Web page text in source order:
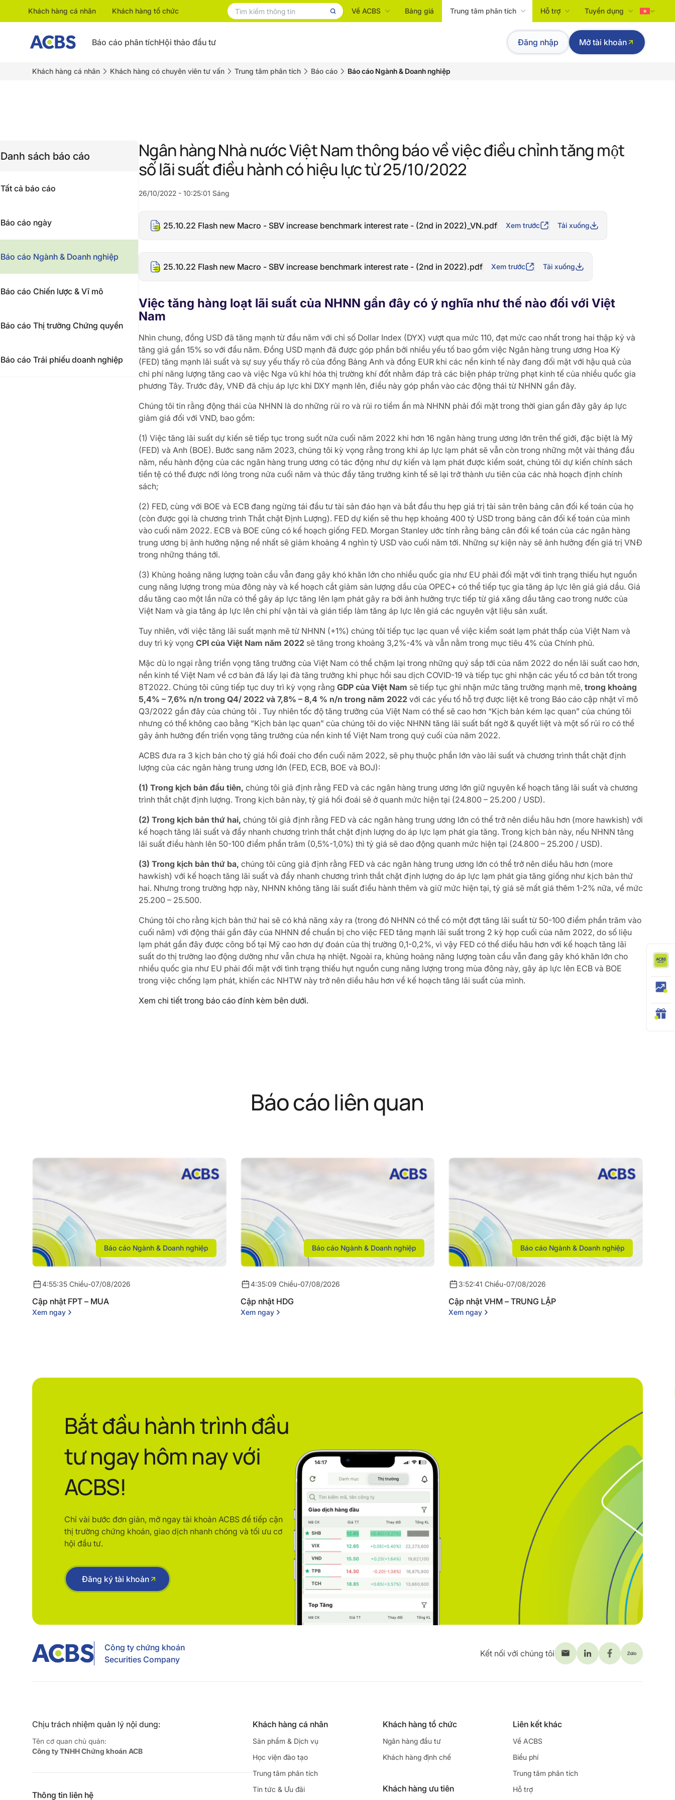
Khách hàng cá nhân Khách hàng tổ chức Về ACBS Bảng giá Trung tâm phân tích Hỗ trợ Tuyển dụng
Tiếng Việt
English
Báo cáo phân tíchHội thảo đầu tư Đăng nhập Mở tài khoản
Khách hàng cá nhân Khách hàng có chuyên viên tư vấn Trung tâm phân tích Báo cáo Báo cáo Ngành & Doanh nghiệp
Danh sách báo cáo
Tất cả báo cáo
Báo cáo ngày
Báo cáo Ngành & Doanh nghiệp
Báo cáo Chiến lược & Vĩ mô
Báo cáo Thị trường Chứng quyền
Báo cáo Trái phiếu doanh nghiệp
Ngân hàng Nhà nước Việt Nam thông báo về việc điều chỉnh tăng một
số lãi suất điều hành có hiệu lực từ 25/10/2022
26/10/2022 - 10:25:01 Sáng
25.10.22 Flash new Macro - SBV increase benchmark interest rate - (2nd in 2022)_VN.pdf Xem trước Tải xuống
25.10.22 Flash new Macro - SBV increase benchmark interest rate - (2nd in 2022).pdf Xem trước Tải xuống
Việc tăng hàng loạt lãi suất của NHNN gần đây có ý nghĩa như thế nào đối với Việt
Nam
Nhìn chung, đồng USD đã tăng mạnh từ đầu năm với chỉ số Dollar Index (DYX) vượt qua mức 110, đạt mức cao nhất trong hai thập kỷ và
tăng giá gần 15% so với đầu năm. Đồng USD mạnh đã được góp phần bởi nhiều yếu tố bao gồm việc Ngân hàng trung ương Hoa Kỳ
(FED) tăng mạnh lãi suất và sự suy yếu thấy rõ của đồng Bảng Anh và đồng EUR khi các nền kinh tế này đang đối mặt với hậu quả của
chi phí năng lượng tăng cao và việc Nga vũ khí hóa thị trường khí đốt nhằm đáp trả các biện pháp trừng phạt kinh tế của nhiều quốc gia
phương Tây. Trước đây, VNĐ đã chịu áp lực khi DXY mạnh lên, điều này góp phần vào các động thái từ NHNN gần đây.
Chúng tôi tin rằng động thái của NHNN là do những rủi ro và rủi ro tiềm ẩn mà NHNN phải đối mặt trong thời gian gần đây gây áp lực
giảm giá đối với VND, bao gồm:
(1) Việc tăng lãi suất dự kiến sẽ tiếp tục trong suốt nửa cuối năm 2022 khi hơn 16 ngân hàng trung ương lớn trên thế giới, đặc biệt là Mỹ
(FED) và Anh (BOE). Bước sang năm 2023, chúng tôi kỳ vọng rằng trong khi áp lực lạm phát sẽ vẫn còn trong những một vài tháng đầu
năm, nếu hành động của các ngân hàng trung ương có tác động như dự kiến và lạm phát được kiểm soát, chúng tôi dự kiến chính sách
tiền tệ có thể được nới lỏng trong nửa cuối năm và thúc đẩy tăng trưởng kinh tế sẽ lại trở thành ưu tiên của các nhà hoạch định chính
sách;
(2) FED, cùng với BOE và ECB đang ngừng tái đầu tư tài sản đáo hạn và bắt đầu thu hẹp giá trị tài sản trên bảng cân đối kế toán của họ
(còn được gọi là chương trình Thắt chặt Định Lượng). FED dự kiến sẽ thu hẹp khoảng 400 tỷ USD trong bảng cân đối kế toán của mình
vào cuối năm 2022. ECB và BOE cũng có kế hoạch giống FED. Morgan Stanley ước tính rằng bảng cân đối kế toán của các ngân hàng
trung ương bị ảnh hưởng nặng nề nhất sẽ giảm khoảng 4 nghìn tỷ USD vào cuối năm tới. Những sự kiện này sẽ ảnh hưởng đến giá trị VNĐ
trong những tháng tới.
(3) Khủng hoảng năng lượng toàn cầu vẫn đang gây khó khăn lớn cho nhiều quốc gia như EU phải đối mặt với tình trạng thiếu hụt nguồn
cung năng lượng trong mùa đông này và kế hoạch cắt giảm sản lượng dầu của OPEC+ có thể tiếp tục gia tăng áp lực lên giá giá dầu. Giá
dầu tăng cao một lần nữa có thể gây áp lực tăng lên lạm phát gây ra bởi ảnh hưởng trực tiếp từ giá xăng dầu tăng cao trong nước của
Việt Nam và gia tăng áp lực lên chi phí vận tải và gián tiếp làm tăng áp lực lên giá các nguyên vật liệu sản xuất.
Tuy nhiên, với việc tăng lãi suất mạnh mẽ từ NHNN (+1%) chúng tôi tiếp tục lạc quan về việc kiểm soát lạm phát thấp của Việt Nam và
duy trì kỳ vọng CPI của Việt Nam năm 2022sẽ tăng trong khoảng 3,2%-4% và vẫn nằm trong mục tiêu 4% của Chính phủ.
Mặc dù lo ngại rằng triển vọng tăng trưởng của Việt Nam có thể chậm lại trong những quý sắp tới của năm 2022 do nền lãi suất cao hơn,
nền kinh tế Việt Nam về cơ bản đã lấy lại đà tăng trưởng khi phục hồi sau dịch COVID-19 và tiếp tục ghi nhận các yếu tố cơ bản tốt trong
8T2022. Chúng tôi cũng tiếp tục duy trì kỳ vọng rằng GDP của Việt Nam sẽ tiếp tục ghi nhận mức tăng trưởng mạnh mẽ, trong khoảng
5,4% – 7,6% n/n trong Q4/ 2022 và 7,8% – 8,4 % n/n trong năm 2022 với các yếu tố hỗ trợ được liệt kê trong Báo cáo cập nhật vĩ mô
Q3/2022 gần đây của chúng tôi . Tuy nhiên tốc độ tăng trưởng của Việt Nam có thể sẽ cao hơn “Kịch bản kém lạc quan” của chúng tôi
nhưng có thể không cao bằng “Kịch bản lạc quan” của chúng tôi do việc NHNN tăng lãi suất bất ngờ & quyết liệt và một số rủi ro có thể
gây ảnh hưởng đến triển vọng tăng trưởng của nền kinh tế Việt Nam trong quý cuối của năm 2022.
ACBS đưa ra 3 kịch bản cho tỷ giá hối đoái cho đến cuối năm 2022, sẽ phụ thuộc phần lớn vào lãi suất và chương trình thắt chặt định
lượng của các ngân hàng trung ương lớn (FED, ECB, BOE và BOJ):
(1) Trong kịch bản đầu tiên, chúng tôi giả định rằng FED và các ngân hàng trung ương lớn giữ nguyên kế hoạch tăng lãi suất và chương
trình thắt chặt định lượng. Trong kịch bản này, tỷ giá hối đoái sẽ ở quanh mức hiện tại (24.800 – 25.200 / USD).
(2) Trong kịch bản thứ hai, chúng tôi giả định rằng FED và các ngân hàng trung ương lớn có thể trở nên diều hâu hơn (more hawkish) với
kế hoạch tăng lãi suất và đẩy nhanh chương trình thắt chặt định lượng do áp lực lạm phát gia tăng. Trong kịch bản này, nếu NHNN tăng
lãi suất điều hành lên 50-100 điểm phần trăm (0,5%-1,0%) thì tỷ giá sẽ dao động quanh mức hiện tại (24.800 – 25.200 / USD).
(3) Trong kịch bản thứ ba, chúng tôi cũng giả định rằng FED và các ngân hàng trung ương lớn có thể trở nên diều hâu hơn (more
hawkish) với kế hoạch tăng lãi suất và đẩy nhanh chương trình thắt chặt định lượng do áp lực lạm phát gia tăng giống như kịch bản thứ
hai. Nhưng trong trường hợp này, NHNN không tăng lãi suất điều hành thêm và giữ mức hiện tại, tỷ giá sẽ mất giá thêm 1-2% nữa, về mức
25.200 – 25.500.
Chúng tôi cho rằng kịch bản thứ hai sẽ có khả năng xảy ra (trong đó NHNN có thể có một đợt tăng lãi suất từ 50-100 điểm phần trăm vào
cuối năm) với động thái gần đây của NHNN để chuẩn bị cho việc FED tăng mạnh lãi suất trong 2 kỳ họp cuối của năm 2022, do số liệu
lạm phát gần đây được công bố tại Mỹ cao hơn dự đoán của thị trường 0,1-0,2%, vì vậy FED có thể diều hâu hơn với kế hoạch tăng lãi
suất do thị trường lao động dường như vẫn chưa hạ nhiệt. Ngoài ra, khủng hoảng năng lượng toàn cầu vẫn đang gây khó khăn lớn cho
nhiều quốc gia như EU phải đối mặt với tình trạng thiếu hụt nguồn cung năng lượng trong mùa đông này, gây áp lực lên ECB và BOE
trong việc chống lạm phát, khiến các NHTW này trở nên diều hâu hơn về kế hoạch tăng lãi suất của mình.
Xem chi tiết trong báo cáo đính kèm bên dưới.
Báo cáo liên quan
Báo cáo Ngành & Doanh nghiệp
4:55:35 Chiều-07/08/2026
Cập nhật FPT – MUA
Xem ngay
Báo cáo Ngành & Doanh nghiệp
4:35:09 Chiều-07/08/2026
Cập nhật HDG
Xem ngay
Báo cáo Ngành & Doanh nghiệp
3:52:41 Chiều-07/08/2026
Cập nhật VHM – TRUNG LẬP
Xem ngay
Bắt đầu hành trình đầu
tư ngay hôm nay với
ACBS!
Chỉ vài bước đơn giản, mở ngay tài khoản ACBS để tiếp cận
thị trường chứng khoán, giao dịch nhanh chóng và tối ưu cơ
hội đầu tư.
Đăng ký tài khoản
Công ty chứng khoán
Securities Company
Kết nối với chúng tôi
Chịu trách nhiệm quản lý nội dung:
Tên cơ quan chủ quản:
Công ty TNHH Chứng khoán ACB
Thông tin liên hệ
Khách hàng cá nhân
Sản phẩm & Dịch vụ
Học viện đào tạo
Trung tâm phân tích
Tin tức & Ưu đãi
Khách hàng tổ chức
Ngân hàng đầu tư
Khách hàng định chế
Khách hàng ưu tiên
Liên kết khác
Về ACBS
Biểu phí
Trung tâm phân tích
Hỗ trợ